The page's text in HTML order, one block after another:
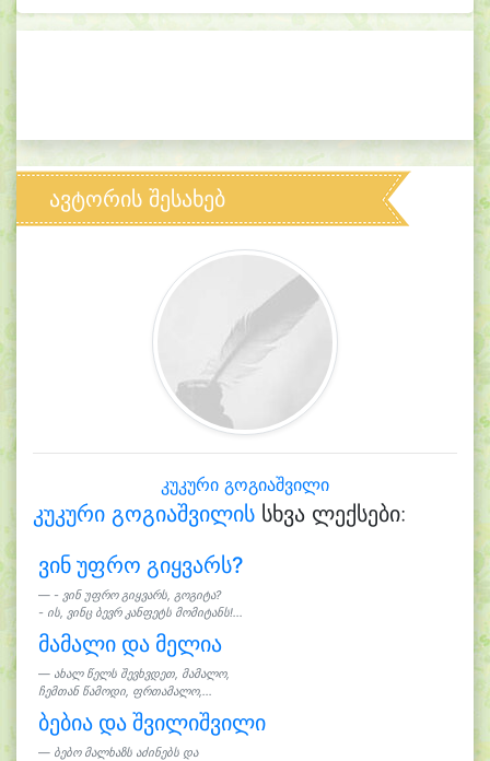
ავტორის შესახებ
კუკური გოგიაშვილი
კუკური გოგიაშვილის სხვა ლექსები:
ვინ უფრო გიყვარს?
- ვინ უფრო გიყვარს, გოგიტა?
- ის, ვინც ბევრ კანფეტს მომიტანს!...
მამალი და მელია
ახალ წელს შევხვდეთ, მამალო,
ჩემთან წამოდი, ფრთამალო,...
ბებია და შვილიშვილი
ბებო მალხაზს აძინებს და